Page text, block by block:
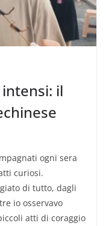
il
ogni sera
curiosi.
di tutto, dagli
io osservavo
atti di coraggio